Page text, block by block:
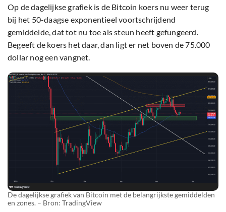
Op de dagelijkse grafiek is de Bitcoin koers nu weer terug
bij het 50-daagse exponentieel voortschrijdend
gemiddelde, dat tot nu toe als steun heeft gefungeerd.
Begeeft de koers het daar, dan ligt er net boven de 75.000
dollar nog een vangnet.
De dagelijkse grafiek van Bitcoin met de belangrijkste gemiddelden
en zones. – Bron: TradingView